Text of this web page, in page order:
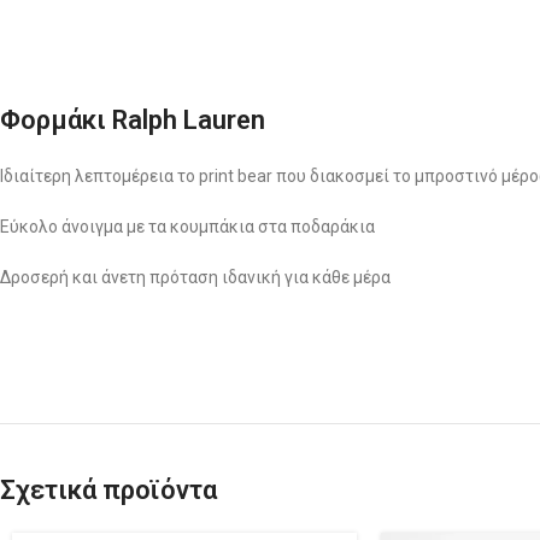
Φορμάκι Ralph Lauren
Ιδιαίτερη λεπτομέρεια το print bear που διακοσμεί το μπροστινό
Εύκολο άνοιγμα με τα κουμπάκια στα ποδαράκια
Δροσερή και άνετη πρόταση ιδανική για κάθε μέρα
Σχετικά προϊόντα